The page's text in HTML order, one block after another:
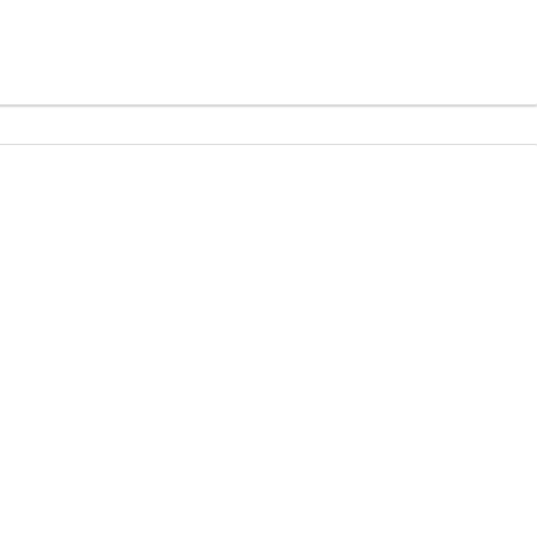
entièrement restaurée offre un cadre de vie privilégié sur
et une seconde suite parentale en rez-de-chaussée.
garantit calme, intimité et absence de vis-à-vis.
nombreuses possibilités : activité professionnelle, gîte,